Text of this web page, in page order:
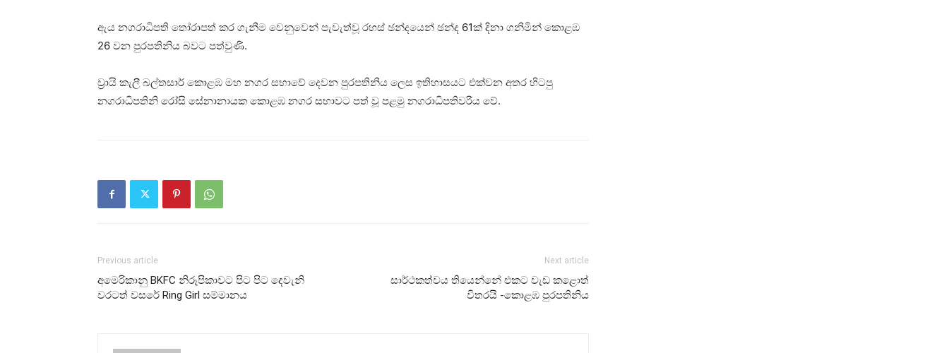
ඇය නගරාධිපති තෝරාපත් කර ගැනීම වෙනුවෙන් පැවැත්වූ රහස් ඡන්දයෙන් ඡන්ද 61ක් දිනා ගනිමින් කොළඹ
26 වන පුරපතිනිය බවට පත්වුණි.
ව්‍රායි කැලී බල්තසාර් කොළඹ මහ නගර සභාවේ දෙවන පුරපතිනිය ලෙස ඉතිහාසයට එක්වන අතර හිටපු
නගරාධිපතිනි රෝසි සේනානායක කොළඹ නගර සභාවට පත් වූ පළමු නගරාධිපතිවරිය වේ.
Previous article
අමෙරිකානු BKFC නිරූපිකාවට පිට පිට දෙවැනි
වරටත් වසරේ Ring Girl සම්මානය
Next article
සාර්ථකත්වය තියෙන්නේ එකට වැඩ කළොත්
විතරයි -කොළඹ පුරපතිනිය